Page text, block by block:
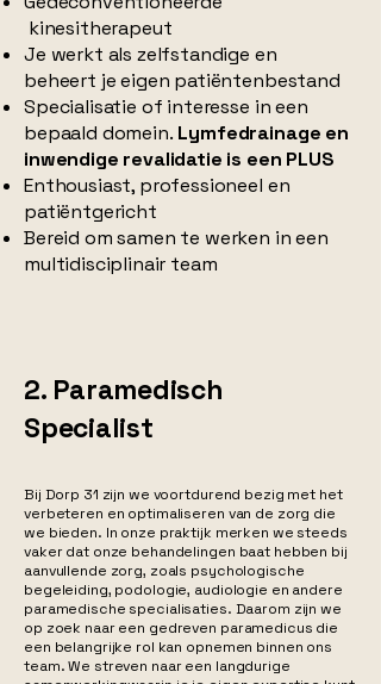
kinesitherapeut
Je werkt als zelfstandige en
beheert je eigen patiëntenbestand
Specialisatie of interesse in een
bepaald domein. Lymfedrainage en
inwendige revalidatie is een PLUS
Enthousiast, professioneel en
patiëntgericht
Bereid om samen te werken in een
multidisciplinair team
2. Paramedisch
Specialist
Bij Dorp 31 zijn we voortdurend bezig met het
verbeteren en optimaliseren van de zorg die
we bieden. In onze praktijk merken we steeds
vaker dat onze behandelingen baat hebben bij
aanvullende zorg, zoals psychologische
begeleiding, podologie, audiologie en andere
paramedische specialisaties. Daarom zijn we
op zoek naar een gedreven paramedicus die
een belangrijke rol kan opnemen binnen ons
team. We streven naar een langdurige